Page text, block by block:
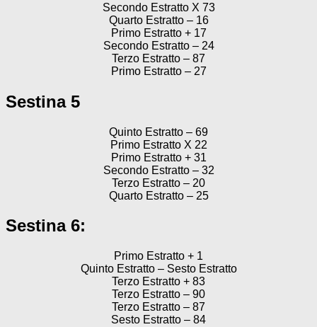
Secondo Estratto X 73
Quarto Estratto – 16
Primo Estratto + 17
Secondo Estratto – 24
Terzo Estratto – 87
Primo Estratto – 27
Sestina 5
Quinto Estratto – 69
Primo Estratto X 22
Primo Estratto + 31
Secondo Estratto – 32
Terzo Estratto – 20
Quarto Estratto – 25
Sestina 6:
Primo Estratto + 1
Quinto Estratto – Sesto Estratto
Terzo Estratto + 83
Terzo Estratto – 90
Terzo Estratto – 87
Sesto Estratto – 84